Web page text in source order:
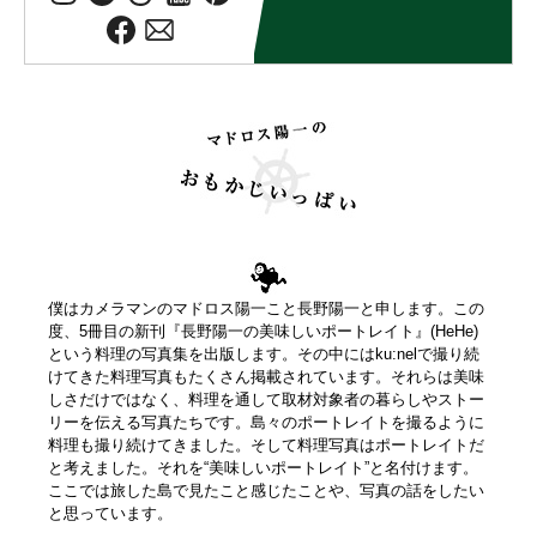
僕はカメラマンのマドロス陽一こと長野陽一と申します。この
度、5冊目の新刊『長野陽一の美味しいポートレイト』(HeHe)
という料理の写真集を出版します。その中にはku:nelで撮り続
けてきた料理写真もたくさん掲載されています。それらは美味
しさだけではなく、料理を通して取材対象者の暮らしやストー
リーを伝える写真たちです。島々のポートレイトを撮るように
料理も撮り続けてきました。そして料理写真はポートレイトだ
と考えました。それを“美味しいポートレイト”と名付けます。
ここでは旅した島で見たこと感じたことや、写真の話をしたい
と思っています。